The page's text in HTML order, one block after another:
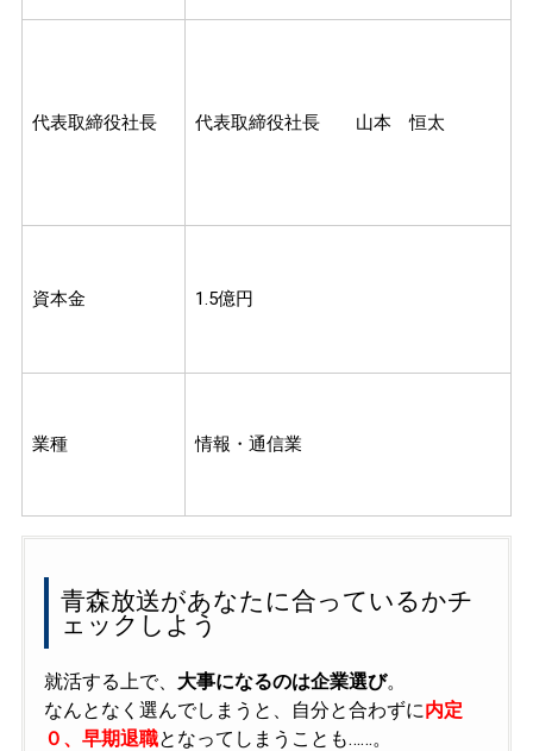
代表取締役社長 代表取締役社長 山本 恒太
資本金 1.5億円
業種 情報・通信業
青森放送があなたに合っているかチ
ェックしよう
就活する上で、 大事になるのは企業選び。
なんとなく選んでしまうと、自分と合わずに内定
０、早期退職となってしまうことも……。